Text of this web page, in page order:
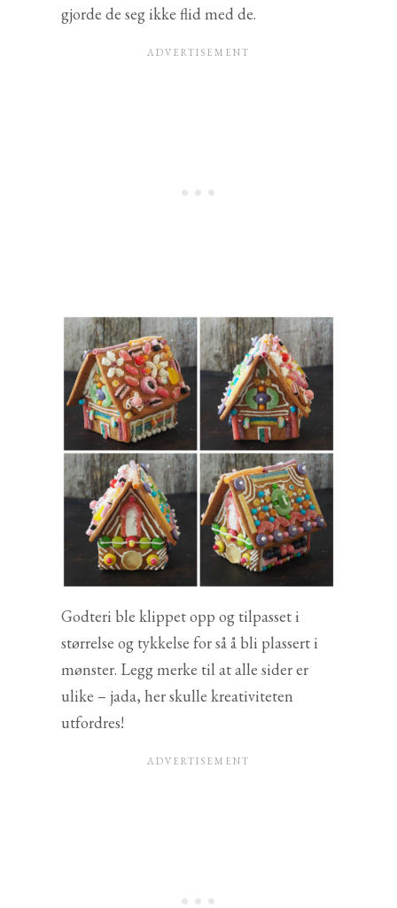
gjorde de seg ikke flid med de.
Godteri ble klippet opp og tilpasset i
størrelse og tykkelse for så å bli plassert i
mønster. Legg merke til at alle sider er
ulike – jada, her skulle kreativiteten
utfordres!